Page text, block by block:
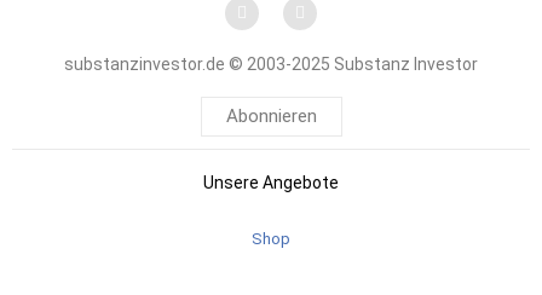
substanzinvestor.de © 2003-2025 Substanz Investor
Abonnieren
Unsere Angebote
Shop